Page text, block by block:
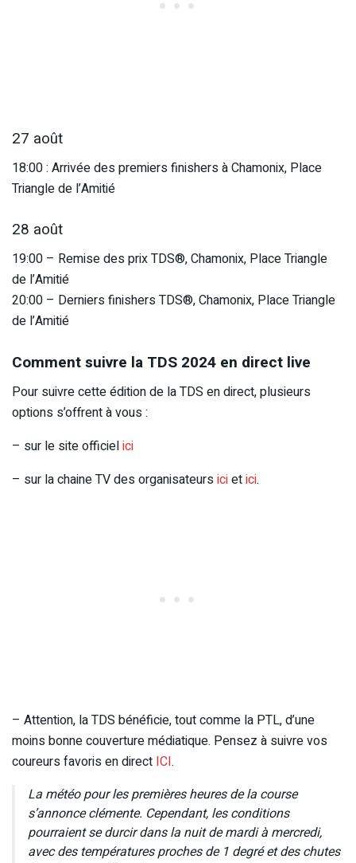
27 août
18:00 : Arrivée des premiers finishers à Chamonix, Place
Triangle de l’Amitié
28 août
19:00 – Remise des prix TDS®, Chamonix, Place Triangle
de l’Amitié
20:00 – Derniers finishers TDS®, Chamonix, Place Triangle
de l’Amitié
Comment suivre la TDS 2024 en direct live
Pour suivre cette édition de la TDS en direct, plusieurs
options s’offrent à vous :
– sur le site officielici
– sur la chaine TV des organisateursicietici.
– Attention, la TDS bénéficie, tout comme la PTL, d’une
moins bonne couverture médiatique. Pensez à suivre vos
coureurs favoris en direct ICI.
La météo pour les premières heures de la course
s’annonce clémente. Cependant, les conditions
pourraient se durcir dans la nuit de mardi à mercredi,
avec des températures proches de 1 degré et des chutes